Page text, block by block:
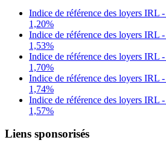
Indice de référence des loyers IRL
1,20%
Indice de référence des loyers IRL
1,53%
Indice de référence des loyers IRL
1,70%
Indice de référence des loyers IRL
1,74%
Indice de référence des loyers IRL
1,57%
Liens sponsorisés